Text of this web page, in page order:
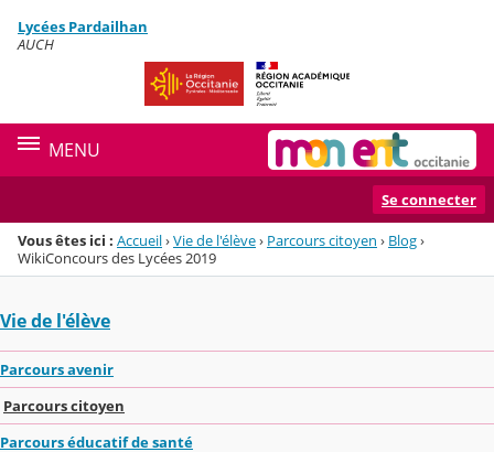
Menu de la rubrique
Contenu
Lycées Pardailhan
AUCH
MENU
Se connecter
Vous êtes ici : Accueil›Vie de l'élève› Parcours citoyen › Blog›
WikiConcours des Lycées 2019
Vie de l'élève
Parcours avenir
Parcours citoyen
Parcours éducatif de santé